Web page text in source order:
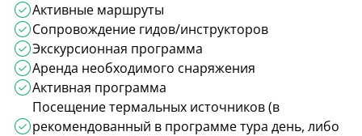
Активные маршруты
Сопровождение гидов/инструкторов
Экскурсионная программа
Аренда необходимого снаряжения
Активная программа
Посещение термальных источников (в
рекомендованный в программе тура день, либо